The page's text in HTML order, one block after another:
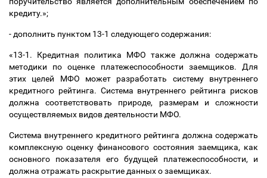
кредиту.»;
- дополнить пунктом 13-1 следующего содержания:
«13-1. Кредитная политика МФО также должна содержать
методики по оценке платежеспособности заемщиков. Для
этих целей МФО может разработать систему внутреннего
кредитного рейтинга. Система внутреннего рейтинга рисков
должна соответствовать природе, размерам и сложности
осуществляемых видов деятельности МФО.
Система внутреннего кредитного рейтинга должна содержать
комплексную оценку финансового состояния заемщика, как
основного показателя его будущей платежеспособности, и
должна отражать раскрытие данных о заемщиках.